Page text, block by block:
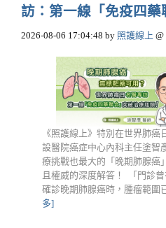
訪：第一線「免疫四藥
2026-08-06 17:04:48 by 照護線上 @
《照護線上》特別在世界肺
設醫院癌症中心內科主任塗智
療挑戰也最大的「晚期肺腺癌
且權威的深度解答！ 「門診
確診晚期肺腺癌時，腫瘤範圍
多]